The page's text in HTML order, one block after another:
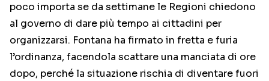
poco importa se da settimane le Regioni chiedono
al governo di dare più tempo ai cittadini per
organizzarsi. Fontana ha firmato in fretta e furia
l’ordinanza, facendola scattare una manciata di ore
dopo, perché la situazione rischia di diventare fuori